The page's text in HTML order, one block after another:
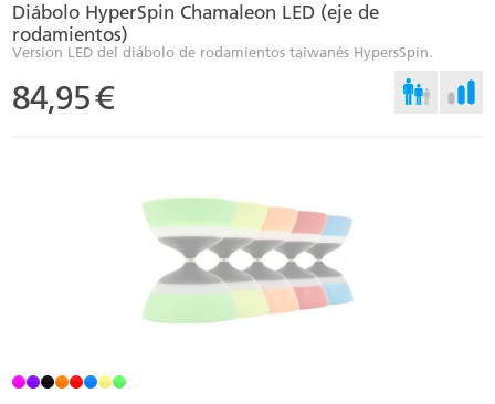
Diábolo HyperSpin Chamaleon LED (eje de
rodamientos)
Version LED del diábolo de rodamientos taiwanés HypersSpin.
84,95€